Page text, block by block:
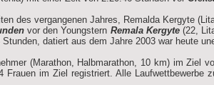
des vergangenen Jahres, Remalda Kergyte
vor den Youngstern Remala Kergyte(22,
datiert aus dem Jahre 2003 war heute
(Marathon, Halbmarathon, 10 km) im Ziel
im Ziel registriert. Alle